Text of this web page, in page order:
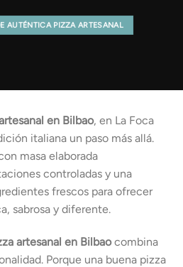
AUTÉNTICA PIZZA ARTESANAL
en Bilbao, en La Foca
italiana un paso más allá.
masa elaborada
controladas y una
frescos para ofrecer
sabrosa y diferente.
artesanal en Bilbaocombina
Porque una buena pizza